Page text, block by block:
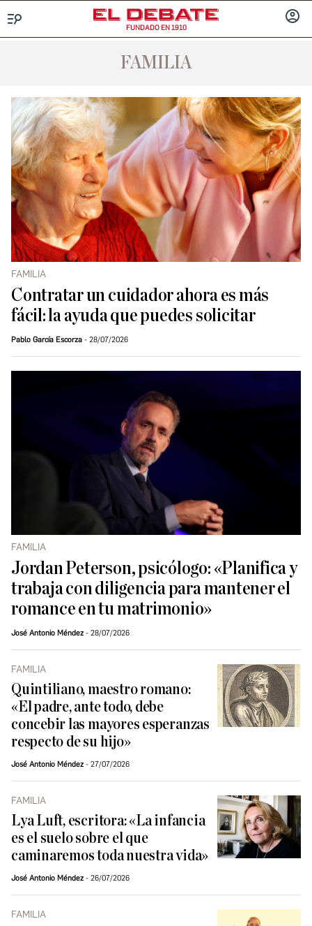
FUNDADO EN 1910
FAMILIA
FAMILIA
Contratar un cuidador ahora es más
fácil: la ayuda que puedes solicitar
Pablo García Escorza 28/07/2026
FAMILIA
Jordan Peterson, psicólogo: «Planifica y
trabaja con diligencia para mantener el
romance en tu matrimonio»
José Antonio Méndez 28/07/2026
FAMILIA
Quintiliano, maestro romano:
«El padre, ante todo, debe
concebir las mayores esperanzas
respecto de su hijo»
José Antonio Méndez 27/07/2026
FAMILIA
Lya Luft, escritora: «La infancia
es el suelo sobre el que
caminaremos toda nuestra vida»
José Antonio Méndez 26/07/2026
FAMILIA